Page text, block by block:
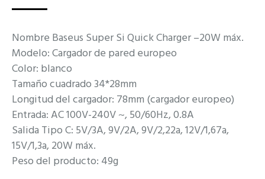
Nombre Baseus Super Si Quick Charger –20W máx.
Modelo: Cargador de pared europeo
Color: blanco
Tamaño cuadrado 34*28mm
Longitud del cargador: 78mm (cargador europeo)
Entrada: AC 100V-240V ~, 50/60Hz, 0.8A
Salida Tipo C: 5V/3A, 9V/2A, 9V/2,22a, 12V/1,67a,
15V/1,3a, 20W máx.
Peso del producto: 49g